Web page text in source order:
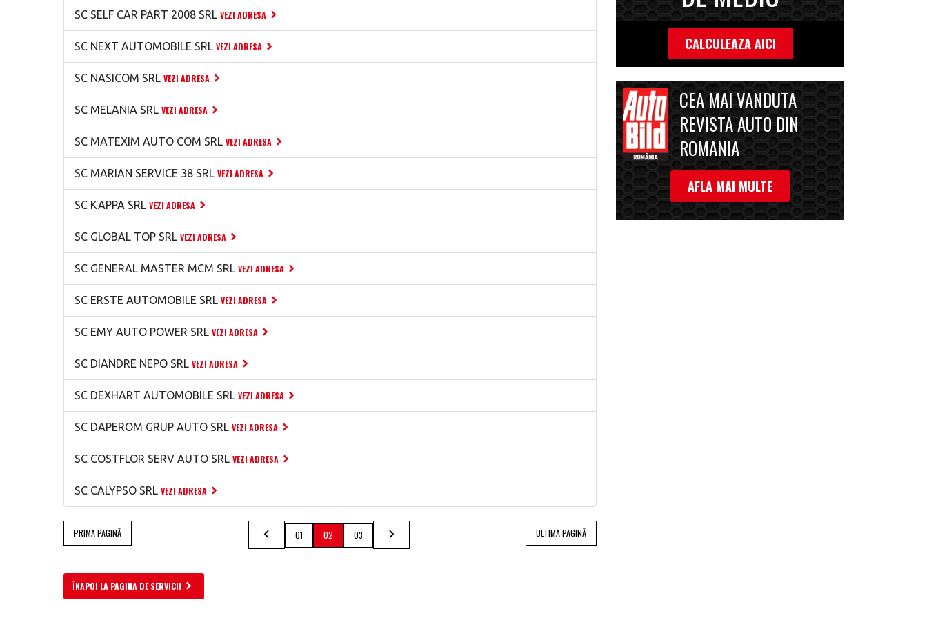
SC SELF CAR PART 2008 SRL VEZI ADRESA
SC NEXT AUTOMOBILE SRL VEZI ADRESA
SC NASICOM SRL VEZI ADRESA
SC MELANIA SRL VEZI ADRESA
SC MATEXIM AUTO COM SRL VEZI ADRESA
SC MARIAN SERVICE 38 SRL VEZI ADRESA
SC KAPPA SRL VEZI ADRESA
SC GLOBAL TOP SRL VEZI ADRESA
SC GENERAL MASTER MCM SRL VEZI ADRESA
SC ERSTE AUTOMOBILE SRL VEZI ADRESA
SC EMY AUTO POWER SRL VEZI ADRESA
SC DIANDRE NEPO SRL VEZI ADRESA
SC DEXHART AUTOMOBILE SRL VEZI ADRESA
SC DAPEROM GRUP AUTO SRL VEZI ADRESA
SC COSTFLOR SERV AUTO SRL VEZI ADRESA
SC CALYPSO SRL VEZI ADRESA
PRIMA PAGINĂ 01 02 03 ULTIMA PAGINĂ
ÎNAPOI LA PAGINA DE SERVICII
CALCULEAZA AICI
CEA MAI VANDUTA
REVISTA AUTO DIN
ROMANIA
AFLA MAI MULTE